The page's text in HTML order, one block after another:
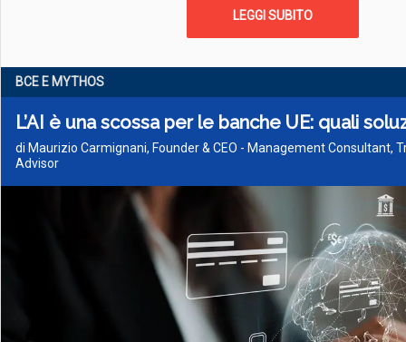
LEGGI SUBITO
BCE E MYTHOS
L’AI è una scossa per le banche UE: quali
di Maurizio Carmignani, Founder & CEO - Management Consultant,
Advisor